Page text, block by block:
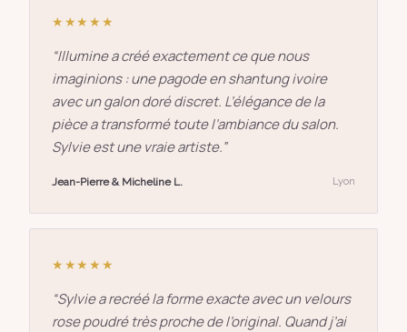
★★★★★
“Illumine a créé exactement ce que nous
imaginions : une pagode en shantung ivoire
avec un galon doré discret. L’élégance de la
pièce a transformé toute l’ambiance du salon.
Sylvie est une vraie artiste.”
Jean-Pierre & Micheline L. Lyon
★★★★★
“Sylvie a recréé la forme exacte avec un velours
rose poudré très proche de l’original. Quand j’ai